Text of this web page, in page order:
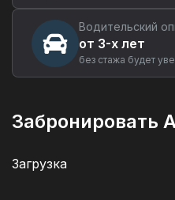
Водительский
от 3-х лет
без стажа будет
Забронировать
Загрузка